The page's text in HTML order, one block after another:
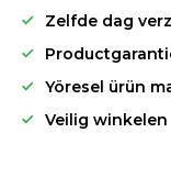
Zelfde dag
Yöresel ürün
Veilig winkelen